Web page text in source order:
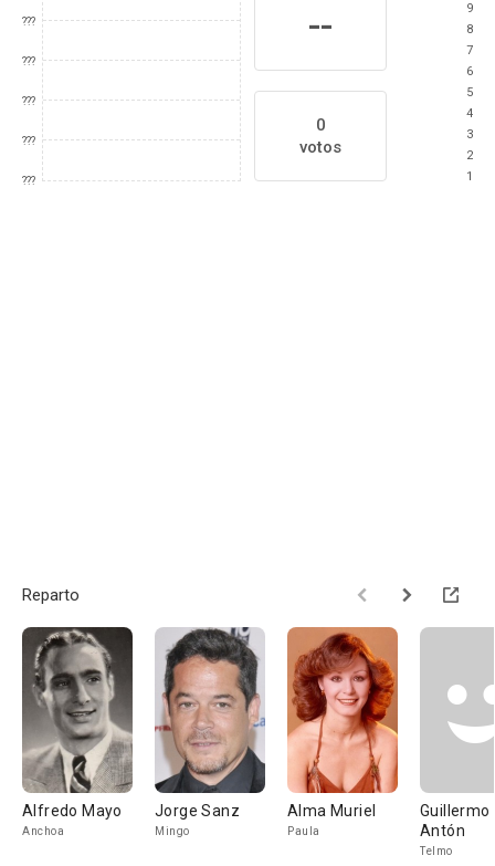
???
???
???
???
???
--
0
votos
9
8
7
6
5
4
3
2
1
Reparto
Alfredo Mayo
Anchoa
Jorge Sanz
Mingo
Alma Muriel
Paula
Guillermo
Antón
Telmo